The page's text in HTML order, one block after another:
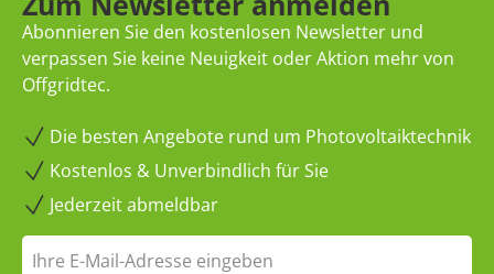
Abonnieren Sie den kostenlosen Newsletter und
verpassen Sie keine Neuigkeit oder Aktion mehr von
Offgridtec.
Die besten Angebote rund um Photovoltaiktechnik
Kostenlos & Unverbindlich für Sie
Jederzeit abmeldbar